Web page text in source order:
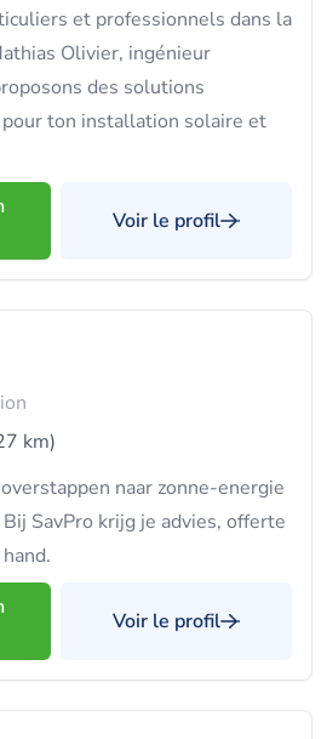
et professionnels dans la
Olivier, ingénieur
des solutions
ton installation solaire et
Voir le profil
km)
naar zonne-energie
SavPro krijg je advies, offerte
Voir le profil